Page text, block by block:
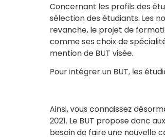
Concernant les profils des
sélection des étudiants. Les
revanche, le projet de
comme ses choix de
mention de BUT visée.
Pour intégrer un BUT, les
Ainsi, vous connaissez
2021. Le BUT propose donc
besoin de faire une nouvelle